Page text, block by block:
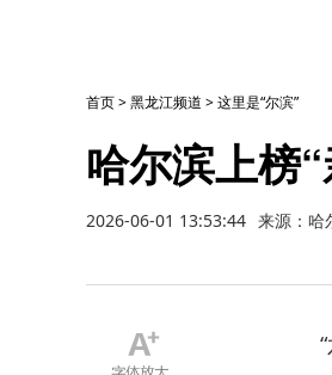
首页>黑龙江频道 >这里是“尔滨”
哈尔滨上榜
2026-06-01 13:53:44 来源：哈